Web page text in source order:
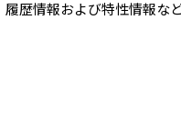
歴情報および特性情報な